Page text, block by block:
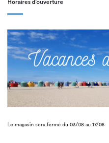
Horaires d’ouverture
Le magasin sera fermé du 03/08 au 17/08